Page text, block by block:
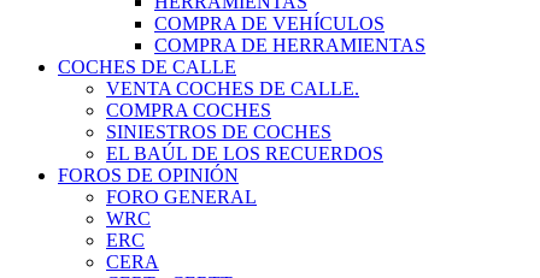
COMPRA DE VEHÍCULOS
COMPRA DE HERRAMIENTAS
COCHES DE CALLE
VENTA COCHES DE CALLE.
COMPRA COCHES
SINIESTROS DE COCHES
EL BAÚL DE LOS RECUERDOS
FOROS DE OPINIÓN
FORO GENERAL
WRC
ERC
CERA